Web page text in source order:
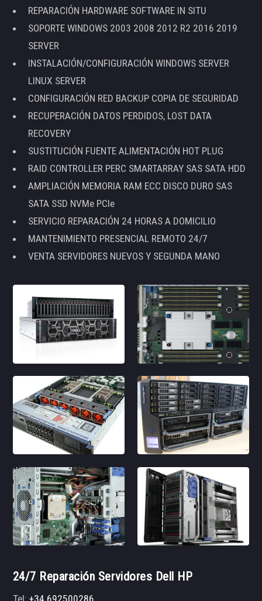
REPARACIÓN HARDWARE SOFTWARE IN SITU
SOPORTE WINDOWS 2003 2008 2012 R2 2016 2019
SERVER
INSTALACIÓN/CONFIGURACIÓN WINDOWS SERVER
LINUX SERVER
CONFIGURACIÓN RED BACKUP COPIA DE SEGURIDAD
RECUPERACIÓN DATOS PERDIDOS, LOST DATA
RECOVERY
SUSTITUCIÓN FUENTE ALIMENTACIÓN HOT PLUG
RAID CONTROLLER PERC SMARTARRAY SAS SATA HDD
AMPLIACIÓN MEMORIA RAM ECC DISCO DURO SAS
SATA SSD NVMe PCIe
SERVICIO REPARACIÓN 24 HORAS A DOMICILIO
MANTENIMIENTO PRESENCIAL REMOTO 24/7
VENTA SERVIDORES NUEVOS Y SEGUNDA MANO
24/7 Reparación Servidores Dell HP
Tel:+34 692500286